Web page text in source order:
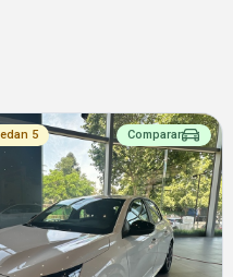
5 Comparar